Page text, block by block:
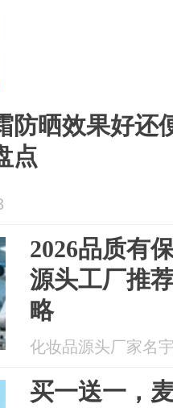
防晒效果好还
点
2026品质有
源头工厂推
略
化妆品源头厂家名
买一送一，